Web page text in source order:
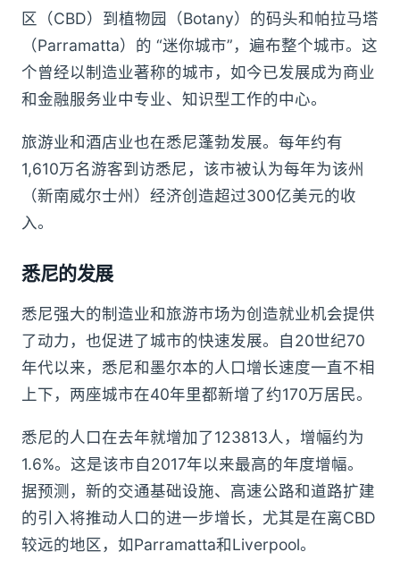
区（CBD）到植物园（Botany）的码头和帕拉马塔
（Parramatta）的 “迷你城市”，遍布整个城市。这
个曾经以制造业著称的城市，如今已发展成为商业
和金融服务业中专业、知识型工作的中心。
旅游业和酒店业也在悉尼蓬勃发展。每年约有
1,610万名游客到访悉尼，该市被认为每年为该州
（新南威尔士州）经济创造超过300亿美元的收
入。
悉尼的发展
悉尼强大的制造业和旅游市场为创造就业机会提供
了动力，也促进了城市的快速发展。自20世纪70
年代以来，悉尼和墨尔本的人口增长速度一直不相
上下，两座城市在40年里都新增了约170万居民。
悉尼的人口在去年就增加了123813人，增幅约为
1.6%。这是该市自2017年以来最高的年度增幅。
据预测，新的交通基础设施、高速公路和道路扩建
的引入将推动人口的进一步增长，尤其是在离CBD
较远的地区，如Parramatta和Liverpool。